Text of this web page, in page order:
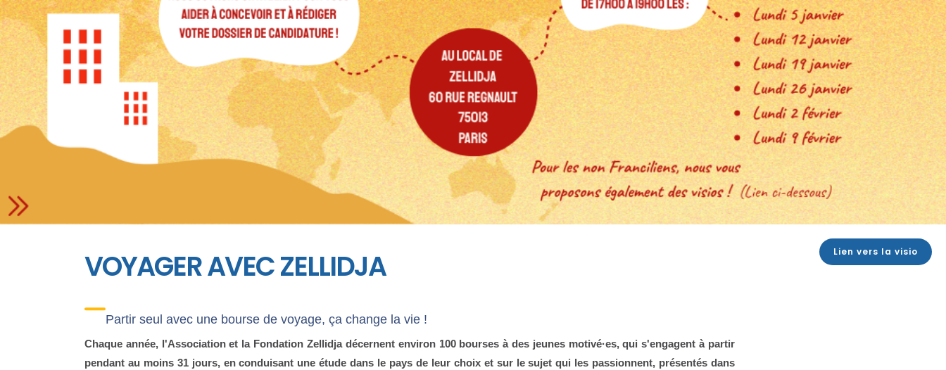
Lien vers la visio
VOYAGER AVEC ZELLIDJA
Partir seul avec une bourse de voyage, ça change la vie !
Chaque année, l'Association et la Fondation Zellidja décernent environ 100 bourses à des jeunes motivé·es, qui s'engagent à partir
pendant au moins 31 jours, en conduisant une étude dans le pays de leur choix et sur le sujet qui les passionnent, présentés dans